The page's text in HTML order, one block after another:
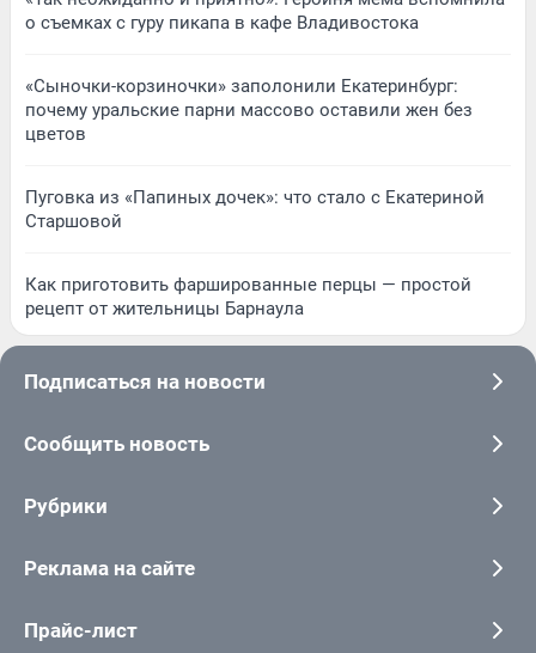
о съемках с гуру пикапа в кафе Владивостока
«Сыночки-корзиночки» заполонили Екатеринбург:
почему уральские парни массово оставили жен без
цветов
Пуговка из «Папиных дочек»: что стало с Екатериной
Старшовой
Как приготовить фаршированные перцы — простой
рецепт от жительницы Барнаула
Подписаться на новости
Сообщить новость
Рубрики
Реклама на сайте
Прайс-лист